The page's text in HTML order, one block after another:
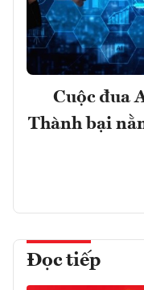
Cuộc đua
Thành bại
Đọc tiếp